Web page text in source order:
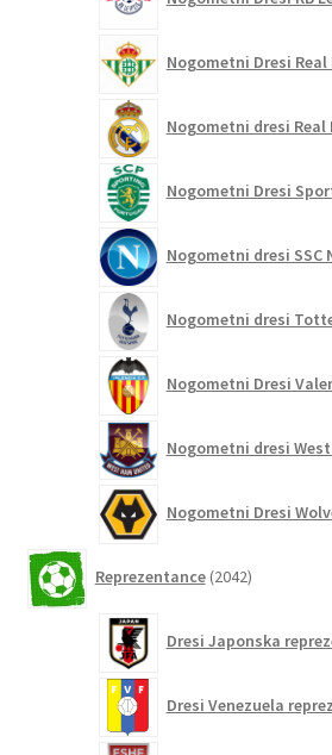
Nogometni Dresi Real
Nogometni dresi Real
Nogometni Dresi
Nogometni dresi SSC
Nogometni dresi
Nogometni Dresi
Nogometni dresi
Nogometni Dresi
Reprezentance 2042izdelkov
Dresi Japonska
Dresi Venezuela